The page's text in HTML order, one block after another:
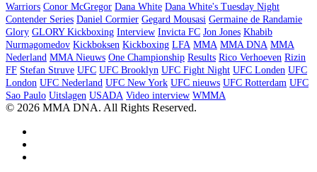
Warriors Conor McGregor Dana White Dana White's Tuesday Night
Contender Series Daniel Cormier Gegard Mousasi Germaine de Randamie
Glory GLORY Kickboxing Interview Invicta FC Jon Jones Khabib
Nurmagomedov Kickboksen Kickboxing LFA MMA MMA DNA MMA
Nederland MMA Nieuws One Championship Results Rico Verhoeven Rizin
FF Stefan Struve UFC UFC Brooklyn UFC Fight Night UFC Londen UFC
London UFC Nederland UFC New York UFC nieuws UFC Rotterdam UFC
Sao Paulo Uitslagen USADA Video interview WMMA
© 2026 MMA DNA. All Rights Reserved.